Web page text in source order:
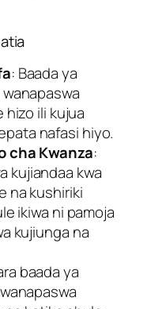
: Baada ya
ili kujua
nafasi hiyo.
cha Kwanza:
kujiandaa kwa
na kushiriki
ikiwa ni pamoja
kujiunga na
baada ya